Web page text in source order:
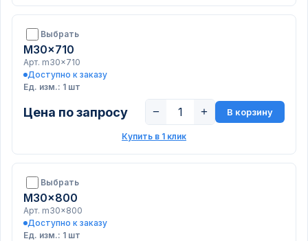
Выбрать
M30x710
Арт. m30x710
Доступно к заказу
Ед. изм.: 1 шт
Цена по запросу − + В корзину
Купить в 1 клик
Выбрать
M30x800
Арт. m30x800
Доступно к заказу
Ед. изм.: 1 шт